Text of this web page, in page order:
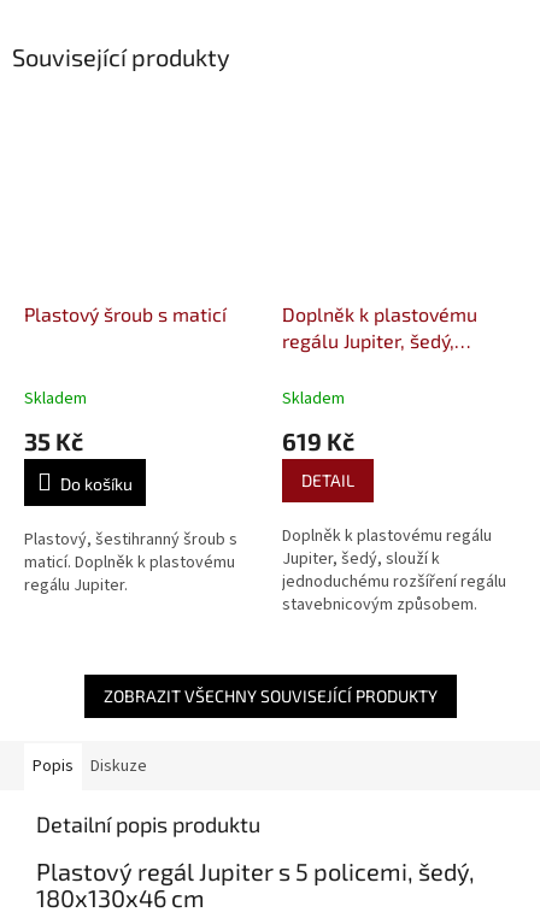
Související produkty
Plastový šroub s maticí
Skladem
35 Kč
Do košíku
Plastový, šestihranný šroub s
maticí. Doplněk k plastovému
regálu Jupiter.
Doplněk k plastovému
regálu Jupiter, šedý,
Skladem
619 Kč
DETAIL
Doplněk k plastovému regálu
Jupiter, šedý, slouží k
jednoduchému rozšíření regálu
stavebnicovým způsobem.
ZOBRAZIT VŠECHNY SOUVISEJÍCÍ PRODUKTY
Popis Diskuze
Detailní popis produktu
Plastový regál Jupiter s 5 policemi, šedý,
180x130x46 cm